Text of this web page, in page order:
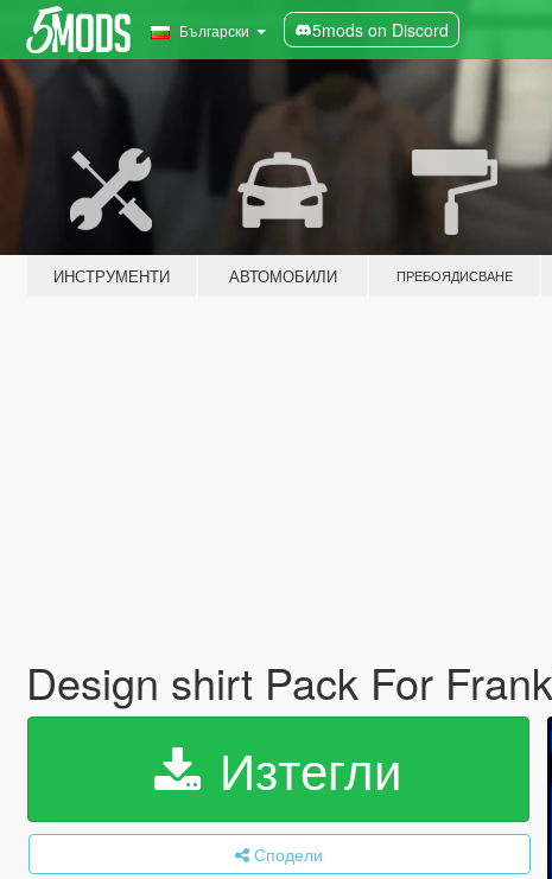
Български 5mods on Discord
ИНСТРУМЕНТИ АВТОМОБИЛИ ПРЕБОЯДИСВАНЕ
Design shirt Pack For
Изтегли
Сподели